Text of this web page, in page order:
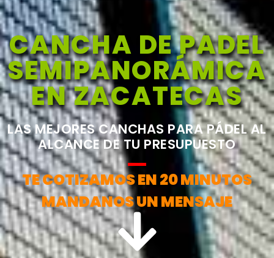
CANCHA DE PADEL
SEMIPANORÁMICA
EN ZACATECAS
LAS MEJORES CANCHAS PARA PÁDEL AL
ALCANCE DE TU PRESUPUESTO
TE COTIZAMOS EN 20 MINUTOS
MANDANOS UN MENSAJE